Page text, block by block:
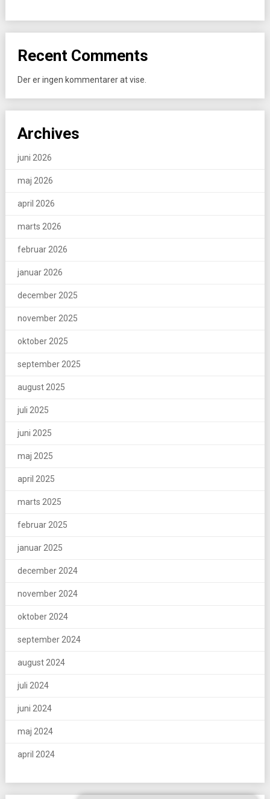
Recent Comments
Der er ingen kommentarer at vise.
Archives
juni 2026
maj 2026
april 2026
marts 2026
februar 2026
januar 2026
december 2025
november 2025
oktober 2025
september 2025
august 2025
juli 2025
juni 2025
maj 2025
april 2025
marts 2025
februar 2025
januar 2025
december 2024
november 2024
oktober 2024
september 2024
august 2024
juli 2024
juni 2024
maj 2024
april 2024